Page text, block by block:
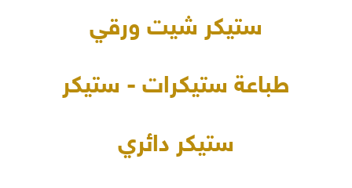
ستيكر شيت ورقي
طباعة ستيكرات - ستيكر
ستيكر دائري